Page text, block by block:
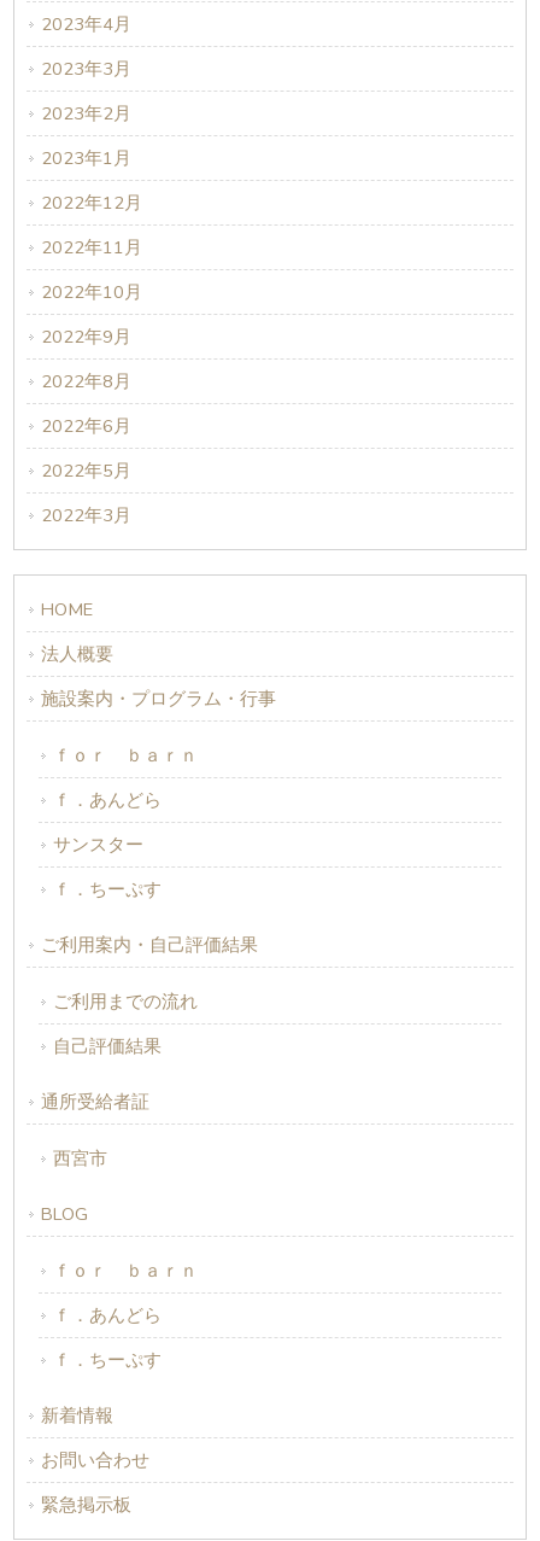
2023年4月
2023年3月
2023年2月
2023年1月
2022年12月
2022年11月
2022年10月
2022年9月
2022年8月
2022年6月
2022年5月
2022年3月
HOME
法人概要
施設案内・プログラム・行事
ｆｏｒ ｂａｒｎ
ｆ．あんどら
サンスター
ｆ．ちーぷす
ご利用案内・自己評価結果
ご利用までの流れ
自己評価結果
通所受給者証
西宮市
BLOG
ｆｏｒ ｂａｒｎ
ｆ．あんどら
ｆ．ちーぷす
新着情報
お問い合わせ
緊急掲示板